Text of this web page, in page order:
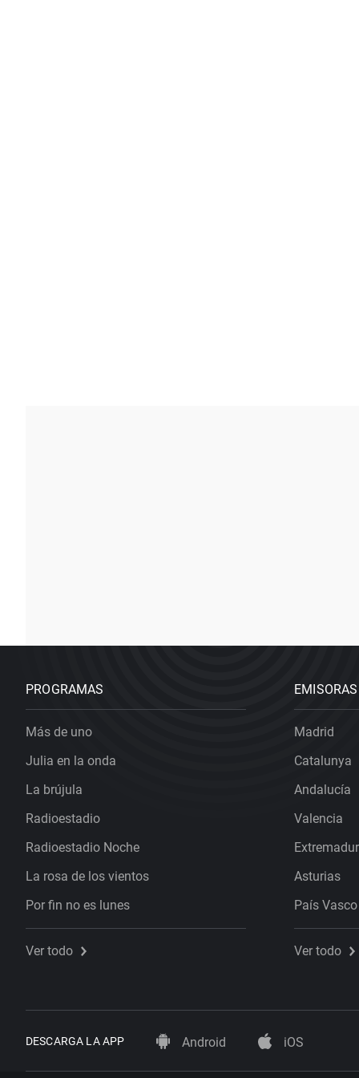
PROGRAMAS
Más de uno
Julia en la onda
La brújula
Radioestadio
Radioestadio Noche
La rosa de los vientos
Por fin no es lunes
Ver todo
EMISORAS
Madrid
Catalunya
Andalucía
Valencia
Asturias
País Vasco
Ver todo
DESCARGA LA APP Android iOS